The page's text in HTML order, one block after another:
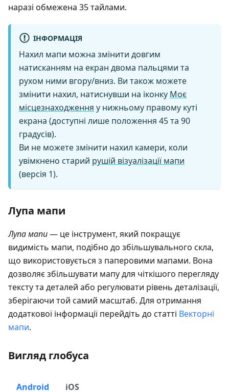
наразі обмежена 35 тайлами.
ІНФОРМАЦІЯ
Нахил мапи можна змінити довгим
натисканням на екран двома пальцями та
рухом ними вгору/вниз. Ви також можете
змінити нахил, натиснувши на іконку Моє
місцезнаходження у нижньому правому куті
екрана (доступні лише положення 45 та 90
градусів).
Ви не можете змінити нахил камери, коли
увімкнено старий рушій візуалізації мапи
(версія 1).
Лупа мапи
Лупа мапи— це інструмент, який покращує
видимість мапи, подібно до збільшувального скла,
що використовується з паперовими мапами. Вона
дозволяє збільшувати мапу для чіткішого перегляду
тексту та деталей або регулювати рівень деталізації,
зберігаючи той самий масштаб. Для отримання
додаткової інформації перейдіть до статті Векторні
мапи.
Вигляд глобуса
Android iOS